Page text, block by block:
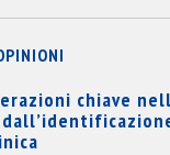
chiave